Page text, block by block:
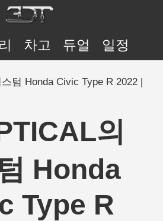
차고 듀얼 일정
텀 Honda Civic Type R 2022 |
의
Honda
Type R